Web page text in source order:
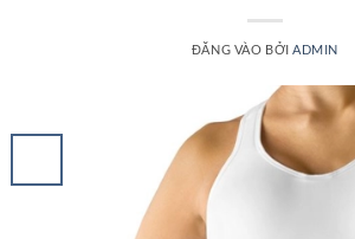
ĐĂNG VÀO BỞI ADMIN